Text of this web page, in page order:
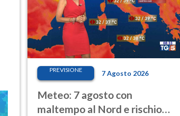
PREVISIONE 7 Agosto 2026
Meteo: 7 agosto con
maltempo al Nord e rischio